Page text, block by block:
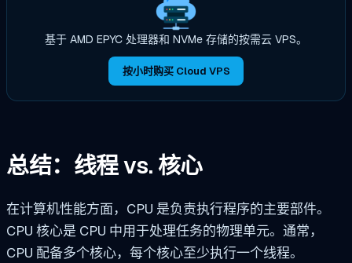
基于 AMD EPYC 处理器和 NVMe 存储的按需云 VPS。
按小时购买 Cloud VPS
总结：线程 vs. 核心
在计算机性能方面，CPU 是负责执行程序的主要部件。
CPU 核心是 CPU 中用于处理任务的物理单元。通常，
CPU 配备多个核心，每个核心至少执行一个线程。